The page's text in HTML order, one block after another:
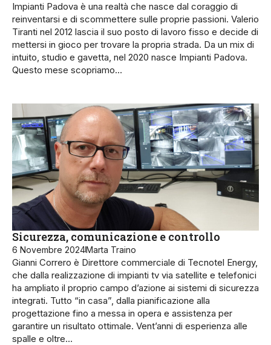
Impianti Padova è una realtà che nasce dal coraggio di
reinventarsi e di scommettere sulle proprie passioni. Valerio
Tiranti nel 2012 lascia il suo posto di lavoro fisso e decide di
mettersi in gioco per trovare la propria strada. Da un mix di
intuito, studio e gavetta, nel 2020 nasce Impianti Padova.
Questo mese scopriamo…
Sicurezza, comunicazione e controllo
6 Novembre 2024Marta Traino
Gianni Correro è Direttore commerciale di Tecnotel Energy,
che dalla realizzazione di impianti tv via satellite e telefonici
ha ampliato il proprio campo d’azione ai sistemi di sicurezza
integrati. Tutto “in casa”, dalla pianificazione alla
progettazione fino a messa in opera e assistenza per
garantire un risultato ottimale. Vent’anni di esperienza alle
spalle e oltre…